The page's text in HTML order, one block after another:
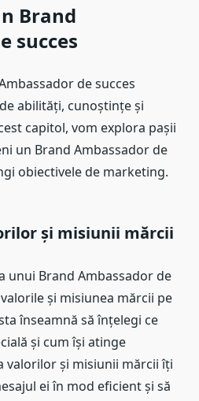
Brand
succes
de succes
abilități, cunoștințe și
capitol, vom explora pașii
un Brand Ambassador de
obiectivele de marketing.
și misiunii mărcii
unui Brand Ambassador de
și misiunea mărcii pe
înseamnă să înțelegi ce
și cum își atinge
valorilor și misiunii mărcii îți
ei în mod eficient și să